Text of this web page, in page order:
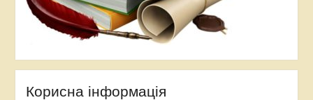
Корисна інформація